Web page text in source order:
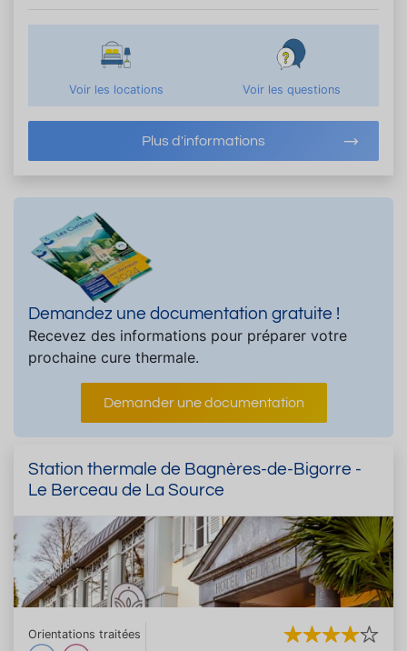
Voir les locations Voir les questions
Plus d'informations
Demandez une documentation gratuite !
Recevez des informations pour préparer votre
prochaine cure thermale.
Demander une documentation
Station thermale de Bagnères-de-Bigorre -
Le Berceau de La Source
Orientations traitées